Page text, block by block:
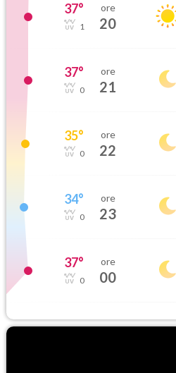
37°
1
ore
20
37°
0
ore
21
35°
0
ore
22
34°
0
ore
23
37°
0
ore
00